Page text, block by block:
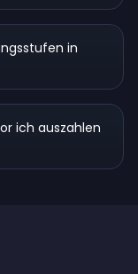
in
ich auszahlen